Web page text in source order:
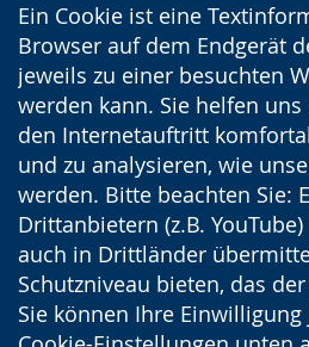
Ein Cookie ist eine
Browser auf dem Endgerät
jeweils zu einer besuchten
werden kann. Sie helfen
den Internetauftritt
und zu analysieren, wie
werden. Bitte beachten Sie:
Drittanbietern (z.B.
auch in Drittländer
Schutzniveau bieten, das
Sie können Ihre